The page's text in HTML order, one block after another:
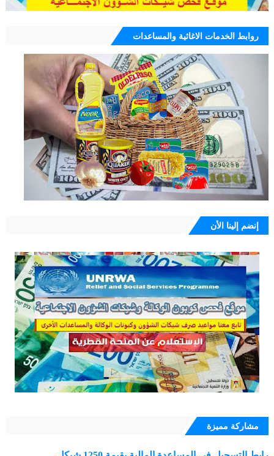
روابط الخدمات الاغاثية والمساعدات
إنضم إلينا الأن
مشاركة مميزة